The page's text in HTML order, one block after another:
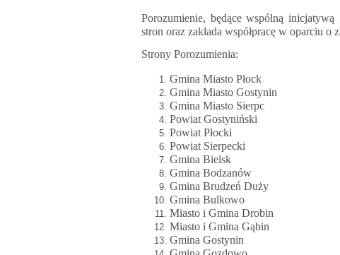
Porozumienie, będące wspólną
stron oraz zakłada współpracę w oparciu
Strony Porozumienia:
Gmina Miasto Płock
Gmina Miasto Gostynin
Gmina Miasto Sierpc
Powiat Gostyniński
Powiat Płocki
Powiat Sierpecki
Gmina Bielsk
Gmina Bodzanów
Gmina Brudzeń Duży
Gmina Bulkowo
Miasto i Gmina Drobin
Miasto i Gmina Gąbin
Gmina Gostynin